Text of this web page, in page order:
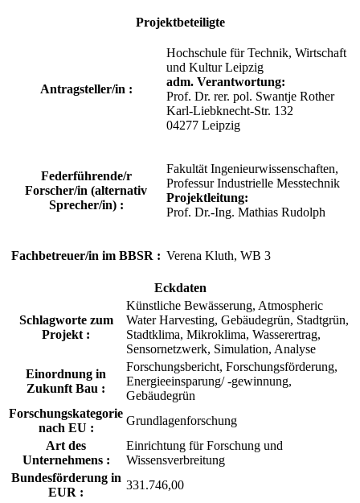
Projektbeteiligte
Antragsteller/in :
Hochschule für Technik, Wirtschaft
und Kultur Leipzig
adm. Verantwortung:
Prof. Dr. rer. pol. Swantje Rother
Karl-Liebknecht-Str. 132
04277 Leipzig
Federführende/r
Forscher/in (alternativ
Sprecher/in) :
Fakultät Ingenieurwissenschaften,
Professur Industrielle Messtechnik
Projektleitung:
Prof. Dr.-Ing. Mathias Rudolph
Fachbetreuer/in im BBSR : Verena Kluth, WB 3
Eckdaten
Schlagworte zum
Projekt :
Künstliche Bewässerung, Atmospheric
Water Harvesting, Gebäudegrün, Stadtgrün,
Stadtklima, Mikroklima, Wasserertrag,
Sensornetzwerk, Simulation, Analyse
Einordnung in
Zukunft Bau :
Forschungsbericht, Forschungsförderung,
Energieeinsparung/ -gewinnung,
Gebäudegrün
Forschungskategorie
nach EU :
Grundlagenforschung
Art des
Unternehmens :
Einrichtung für Forschung und
Wissensverbreitung
Bundesförderung in
EUR :
331.746,00